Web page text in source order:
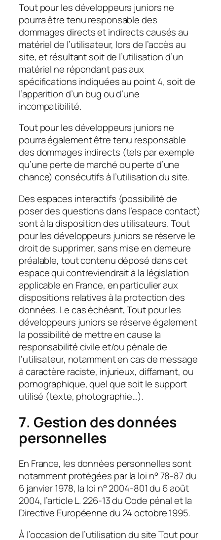
Tout pour les développeurs juniors ne
pourra être tenu responsable des
dommages directs et indirects causés au
matériel de l’utilisateur, lors de l’accès au
site, et résultant soit de l’utilisation d’un
matériel ne répondant pas aux
spécifications indiquées au point 4, soit de
l’apparition d’un bug ou d’une
incompatibilité.
Tout pour les développeurs juniors ne
pourra également être tenu responsable
des dommages indirects (tels par exemple
qu’une perte de marché ou perte d’une
chance) consécutifs à l’utilisation du site.
Des espaces interactifs (possibilité de
poser des questions dans l’espace contact)
sont à la disposition des utilisateurs. Tout
pour les développeurs juniors se réserve le
droit de supprimer, sans mise en demeure
préalable, tout contenu déposé dans cet
espace qui contreviendrait à la législation
applicable en France, en particulier aux
dispositions relatives à la protection des
données. Le cas échéant, Tout pour les
développeurs juniors se réserve également
la possibilité de mettre en cause la
responsabilité civile et/ou pénale de
l’utilisateur, notamment en cas de message
à caractère raciste, injurieux, diffamant, ou
pornographique, quel que soit le support
utilisé (texte, photographie…).
7. Gestion des données
personnelles
En France, les données personnelles sont
notamment protégées par la loi n° 78-87 du
6 janvier 1978, la loi n° 2004-801 du 6 août
2004, l’article L. 226-13 du Code pénal et la
Directive Européenne du 24 octobre 1995.
À l’occasion de l’utilisation du site Tout pour